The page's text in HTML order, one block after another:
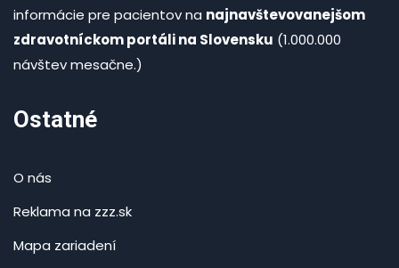
informácie pre pacientov na najnavštevovanejšom
zdravotníckom portáli na Slovensku (1.000.000
návštev mesačne.)
Ostatné
O nás
Reklama na zzz.sk
Mapa zariadení